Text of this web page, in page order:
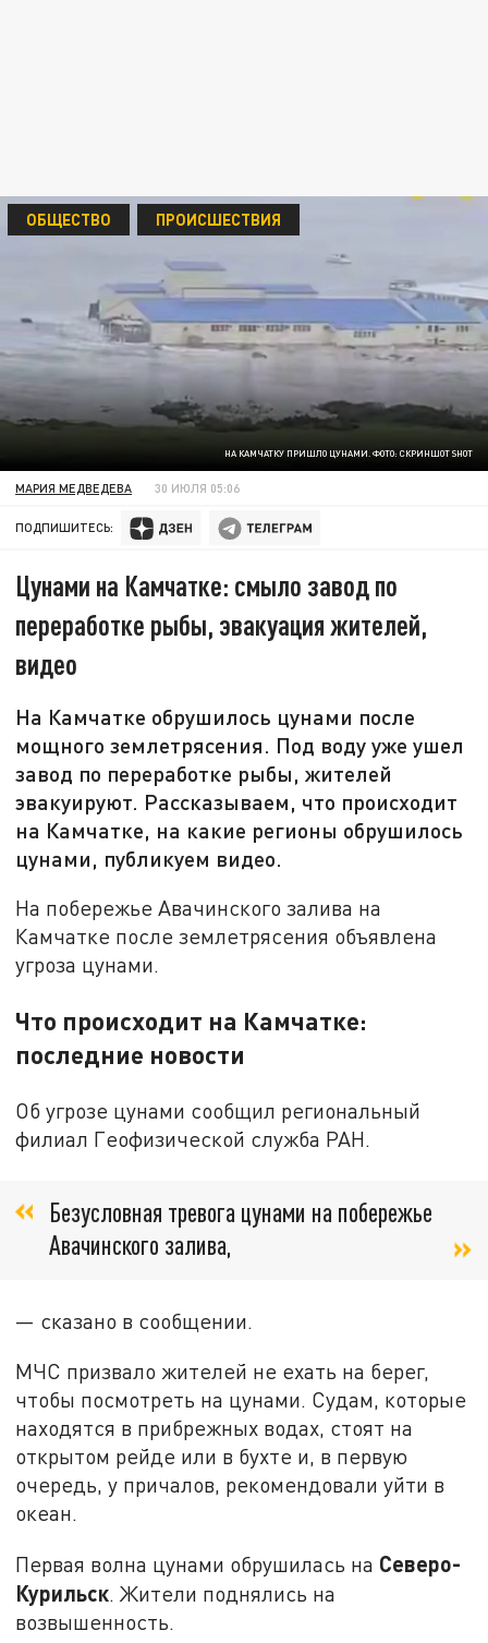
НА КАМЧАТКУ ПРИШЛО ЦУНАМИ. ФОТО: СКРИНШОТ SHOT
ОБЩЕСТВО ПРОИСШЕСТВИЯ
МАРИЯ МЕДВЕДЕВА 30 ИЮЛЯ 05:06
ПОДПИШИТЕСЬ:
Цунами на Камчатке: смыло завод по
переработке рыбы, эвакуация жителей,
видео
На Камчатке обрушилось цунами после
мощного землетрясения. Под воду уже ушел
завод по переработке рыбы, жителей
эвакуируют. Рассказываем, что происходит
на Камчатке, на какие регионы обрушилось
цунами, публикуем видео.
На побережье Авачинского залива на
Камчатке после землетрясения объявлена
угроза цунами.
Что происходит на Камчатке:
последние новости
Об угрозе цунами сообщил региональный
филиал Геофизической служба РАН.
Безусловная тревога цунами на побережье
Авачинского залива,
— сказано в сообщении.
МЧС призвало жителей не ехать на берег,
чтобы посмотреть на цунами. Судам, которые
находятся в прибрежных водах, стоят на
открытом рейде или в бухте и, в первую
очередь, у причалов, рекомендовали уйти в
океан.
Первая волна цунами обрушилась на Северо-
Курильск. Жители поднялись на
возвышенность.